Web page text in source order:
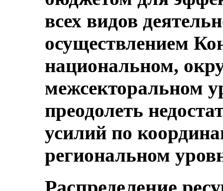
всех видов
осуществлением
национальном,
межсекторальном
преодолеть
усилий по
региональном